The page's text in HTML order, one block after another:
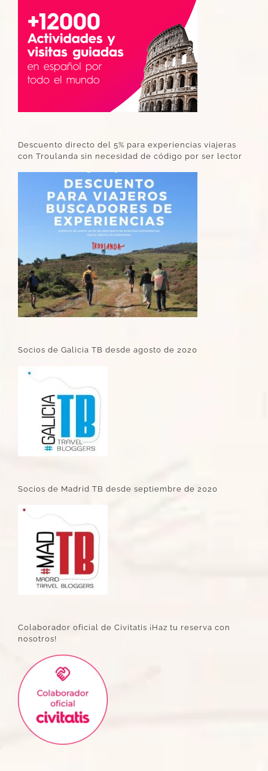
Descuento directo del 5% para experiencias viajeras
con Troulanda sin necesidad de código por ser lector
Socios de Galicia TB desde agosto de 2020
Socios de Madrid TB desde septiembre de 2020
Colaborador oficial de Civitatis ¡Haz tu reserva con
nosotros!